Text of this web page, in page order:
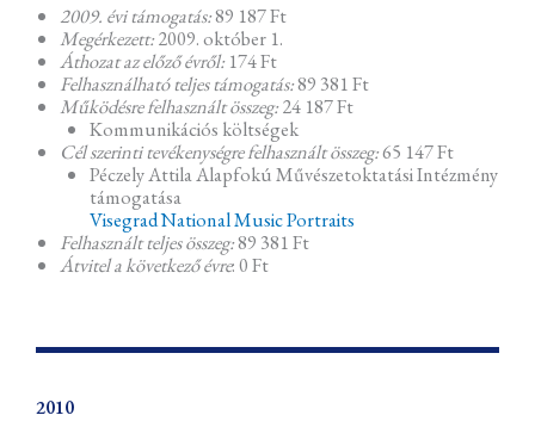
2009. évi támogatás:89 187 Ft
Megérkezett:2009. október 1.
Áthozat az előző évről:174 Ft
Felhasználható teljes támogatás:89 381 Ft
Működésre felhasznált összeg:24 187 Ft
Kommunikációs költségek
Cél szerinti tevékenységre felhasznált összeg:65 147 Ft
Péczely Attila Alapfokú Művészetoktatási Intézmény
támogatása
Visegrad National Music Portraits
Felhasznált teljes összeg:89 381 Ft
Átvitel a következő évre: 0 Ft
2010